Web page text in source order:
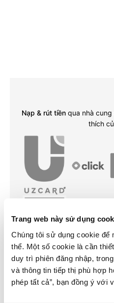
Trang web này sử dụng
Chúng tôi sử dụng cookie để
thể. Một số cookie là cần
duy trì phiên đăng nhập,
và thông tin tiếp thị phù hợp
phép tất cả”, bạn đồng ý với
Nạp & rút tiền qua nhà
thích